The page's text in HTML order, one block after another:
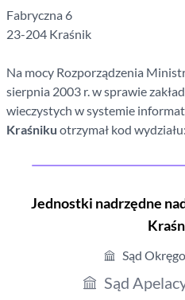
Fabryczna 6
23-204 Kraśnik
Na mocy Rozporządzenia
sierpnia 2003 r. w sprawie
wieczystych w systemie
Kraśniku otrzymał kod wydziału:
Jednostki nadrzędne
Sąd
Sąd